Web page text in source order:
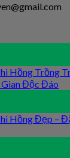
Hồng Trồng
Độc Đáo
Hồng Đẹp –